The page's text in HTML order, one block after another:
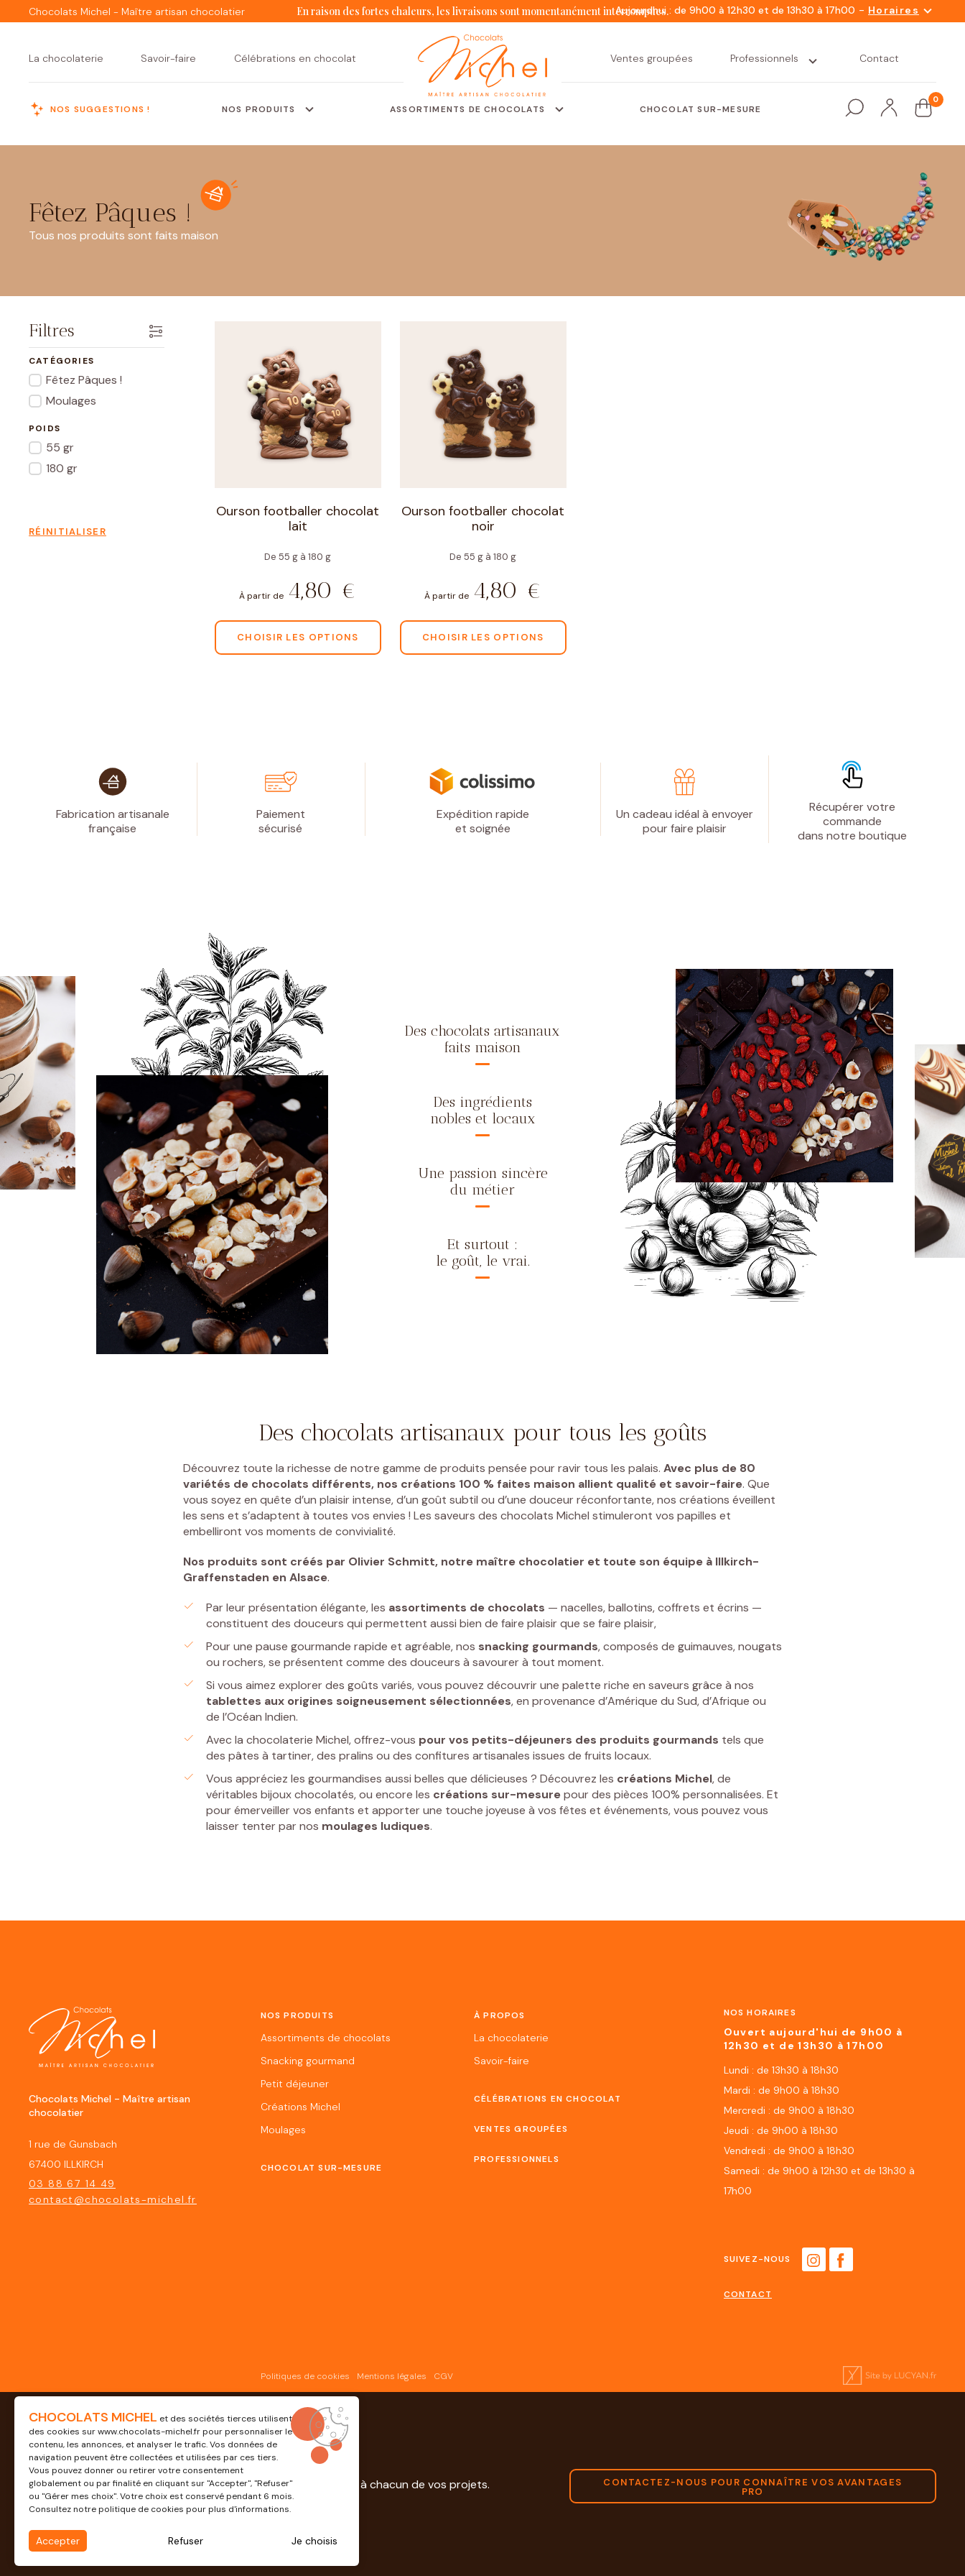
Chocolats Michel - Maître artisan chocolatier En raison des fortes chaleurs, les livraisons sont momentanément interrompues.Aujourdhui : de 9h00 à 12h30 et de 13h30 à 17h00 - Horaires
La chocolaterie Savoir-faire Célébrations en chocolat Ventes groupées Professionnels Contact
NOS SUGGESTIONS ! NOS PRODUITS
Assortiments de
Créations Michel Moulages Tablettes
Snacking
Petit déjeuner
Une envie précise de chocolat ?
DÉCOUVRIR NOS CHOCOLATS SUR-MESURE
ASSORTIMENTS DE CHOCOLATS
Tous nos
Ballotins Coffrets Écrins Nacelles Nos variétés
CHOCOLAT SUR-MESURE
0
Fêtez Pâques !
Tous nos produits sont faits maison
Filtres
CATÉGORIES
Fêtez Pâques !
Moulages
POIDS
55 gr
180 gr
RÉINITIALISER
Ourson footballer chocolat
lait
De 55 g à 180 g
À partir de 4,80 €
CHOISIR LES OPTIONS
Ourson footballer chocolat
noir
De 55 g à 180 g
À partir de 4,80 €
CHOISIR LES OPTIONS
Fabrication artisanale
française
Paiement
sécurisé
Expédition rapide
et soignée
Un cadeau idéal à envoyer
pour faire plaisir
Récupérer votre
commande
dans notre boutique
Des chocolats artisanaux
faits maison
Des ingrédients
nobles et locaux
Une passion sincère
du métier
Et surtout :
le goût, le vrai.
Des chocolats artisanaux pour tous les goûts
Découvrez toute la richesse de notre gamme de produits pensée pour ravir tous les palais. Avec plus de 80
variétés de chocolats différents, nos créations 100 % faites maison allient qualité et savoir-faire. Que
vous soyez en quête d’un plaisir intense, d’un goût subtil ou d’une douceur réconfortante, nos créations éveillent
les sens et s’adaptent à toutes vos envies ! Les saveurs des chocolats Michel stimuleront vos papilles et
embelliront vos moments de convivialité.
Nos produits sont créés par Olivier Schmitt, notre maître chocolatier et toute son équipe à Illkirch-
Graffenstaden en Alsace.
Par leur présentation élégante, les assortiments de chocolats — nacelles, ballotins, coffrets et écrins —
constituent des douceurs qui permettent aussi bien de faire plaisir que se faire plaisir,
Pour une pause gourmande rapide et agréable, nos snacking gourmands, composés de guimauves, nougats
ou rochers, se présentent comme des douceurs à savourer à tout moment.
Si vous aimez explorer des goûts variés, vous pouvez découvrir une palette riche en saveurs grâce à nos
tablettes aux origines soigneusement sélectionnées, en provenance d’Amérique du Sud, d’Afrique ou
de l’Océan Indien.
Avec la chocolaterie Michel, offrez-vous pour vos petits-déjeuners des produits gourmands tels que
des pâtes à tartiner, des pralins ou des confitures artisanales issues de fruits locaux.
Vous appréciez les gourmandises aussi belles que délicieuses ? Découvrez les créations Michel, de
véritables bijoux chocolatés, ou encore les créations sur-mesurepour des pièces 100% personnalisées. Et
pour émerveiller vos enfants et apporter une touche joyeuse à vos fêtes et événements, vous pouvez vous
laisser tenter par nos moulages ludiques.
Professionnels
Découvrez nos solutions dédiées à chacun de vos projets. CONTACTEZ-NOUS POUR CONNAÎTRE VOS AVANTAGES
PRO
Chocolats Michel - Maître artisan
chocolatier
1 rue de Gunsbach
67400 ILLKIRCH
03 88 67 14 49
contact@chocolats-michel.fr
NOS PRODUITS
Assortiments de chocolats
Snacking gourmand
Petit déjeuner
Créations Michel
Moulages
CHOCOLAT SUR-MESURE
À PROPOS
La chocolaterie
Savoir-faire
CÉLÉBRATIONS EN CHOCOLAT
VENTES GROUPÉES
PROFESSIONNELS
NOS HORAIRES
Ouvert aujourd'hui de 9h00 à
12h30 et de 13h30 à 17h00
Lundi : de 13h30 à 18h30
Mardi : de 9h00 à 18h30
Mercredi : de 9h00 à 18h30
Jeudi : de 9h00 à 18h30
Vendredi : de 9h00 à 18h30
Samedi : de 9h00 à 12h30 et de 13h30 à
17h00
SUIVEZ-NOUS
CONTACT
Politiques de cookies Mentions légales CGV
CHOCOLATS MICHEL et des sociétés tierces utilisent
des cookies surwww.chocolats-michel.frpour personnaliser le
contenu, les annonces, et analyser le trafic. Vos données de
navigation peuvent être collectées et utilisées par ces tiers.
Vous pouvez donner ou retirer votre consentement
globalement ou par finalité en cliquant sur "Accepter", "Refuser"
ou "Gérer mes choix". Votre choix est conservé pendant 6 mois.
Consultez notre politique de cookies pour plus d'informations.
Accepter Refuser Je choisis